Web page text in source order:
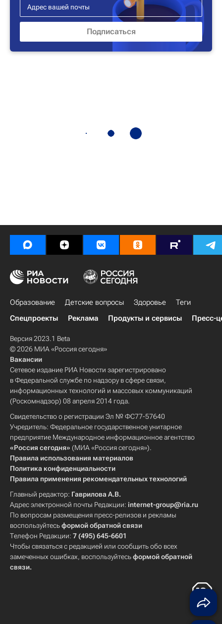
Образование Детские вопросы Здоровье
Теги
Спецпроекты
Реклама Продукты и сервисы Пресс-
Версия 2023.1 Beta
© 2026 МИА «Россия сегодня»
Вакансии
Сетевое издание РИА Новости зарегистрировано
в Федеральной службе по надзору в сфере связи,
информационных технологий и массовых коммуникаций
(Роскомнадзор) 08 апреля 2014 года.
Свидетельство о регистрации Эл № ФС77-57640
Учредитель: Федеральное государственное унитарное
предприятие Международное информационное агентство
«Россия сегодня» (МИА «Россия сегодня»).
Правила использования материалов
Политика конфиденциальности
Правила применения рекомендательных технологий
Главный редактор: Гаврилова А.В.
Адрес электронной почты Редакции: internet-group@ria.ru
По вопросам размещения пресс-релизов и рекламы
воспользуйтесьформой обратной связи
Телефон Редакции: 7 (495) 645-6601
Чтобы связаться с редакцией или сообщить обо всех
замеченных ошибках, воспользуйтесьформой обратной
связи.